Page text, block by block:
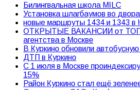
Билингвальная школа MILC
Установка шлагбаумов во
новые маршруты 1434 и 1343 в
ОТКРЫТЫЕ ВАКАНСИИ от
агентства в Москве
В Куркино обновили
ДТП в Куркино
С 1 июля в Москве
15%
Район Куркино стал ещё